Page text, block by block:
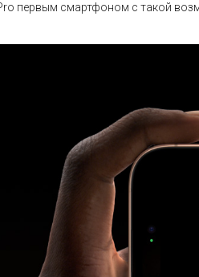
первым смартфоном с такой